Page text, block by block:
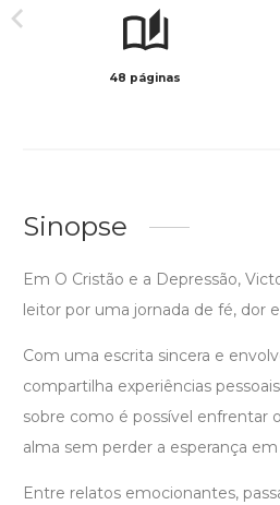
48 páginas
Sinopse
Em O Cristão e a Depressão,
leitor por uma jornada de fé, dor
Com uma escrita sincera e
compartilha experiências
sobre como é possível enfrentar
alma sem perder a esperança
Entre relatos emocionantes,